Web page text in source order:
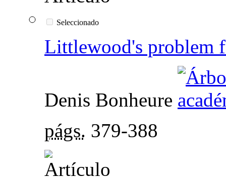
Seleccionado
Littlewood's problem
Denis Bonheure
págs. 379-388